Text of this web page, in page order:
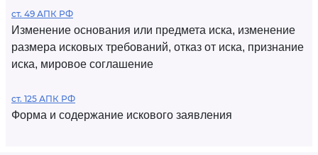
ст. 49 АПК РФ
Изменение основания или предмета иска, изменение
размера исковых требований, отказ от иска, признание
иска, мировое соглашение
ст. 125 АПК РФ
Форма и содержание искового заявления